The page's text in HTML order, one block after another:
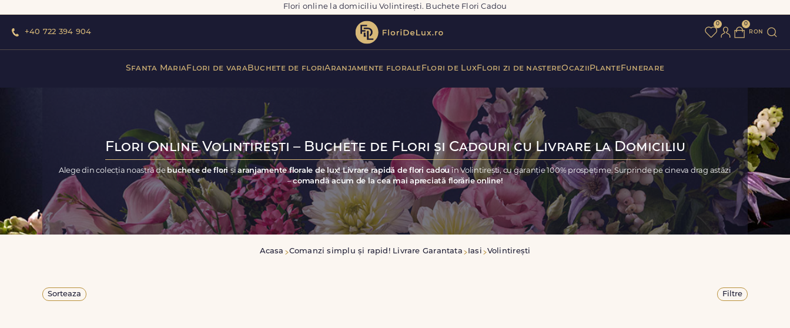
Flori online la domiciliu Volintirești. Buchete Flori Cadou
+40 722 394 904
0 0
ron
Sfanta MariaFlori de varaBuchete de floriAranjamente florale Flori de LuxFlori zi de nastereOcazii PlanteFunerare
Flori Online Volintirești – Buchete de Flori și Cadouri cu Livrare la Domiciliu
Alege din colecția noastră de buchete de florișiaranjamente florale de lux! Livrare rapidă de flori cadou în Volintirești, cu garanție 100% prospețime. Surprinde pe cineva drag astăzi
–comandă acum de la cea mai apreciată florărie online!
Acasa Comanzi simplu și rapid! Livrare Garantata Iasi Volintirești
Sorteaza Filtre